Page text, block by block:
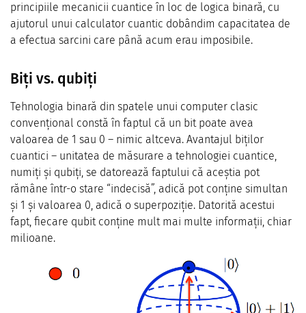
principiile mecanicii cuantice în loc de logica binară, cu
ajutorul unui calculator cuantic dobândim capacitatea de
a efectua sarcini care până acum erau imposibile.
Biți vs. qubiți
Tehnologia binară din spatele unui computer clasic
convențional constă în faptul că un bit poate avea
valoarea de 1 sau 0 – nimic altceva. Avantajul biților
cuantici – unitatea de măsurare a tehnologiei cuantice,
numiți și qubiți, se datorează faptului că aceștia pot
rămâne într-o stare “indecisă”, adică pot conține simultan
și 1 și valoarea 0, adică o superpoziție. Datorită acestui
fapt, fiecare qubit conține mult mai multe informații, chiar
milioane.